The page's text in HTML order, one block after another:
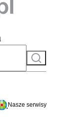
Szukaj
do serwisu
Nasze serwisy